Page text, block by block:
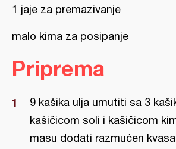
1 jaje za premazivanje
malo kima za posipanje
Priprema
9 kašika ulja umutiti sa 3
kašičicom soli i kašičicom
masu dodati razmućen